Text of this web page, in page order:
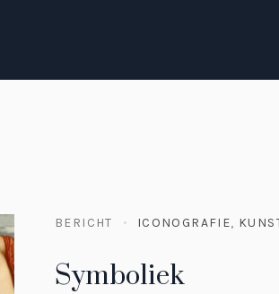
BERICHT ICONOGRAFIE,
Symboliek